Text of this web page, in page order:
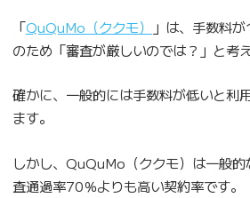
「QuQuMo（ククモ）
」は、手数料
のため「審査が厳しいのでは？」と考
確かに、一般的には手数料が低いと利
ます。
しかし、QuQuMo（ククモ）は一般
査通過率70％よりも高い契約率です。